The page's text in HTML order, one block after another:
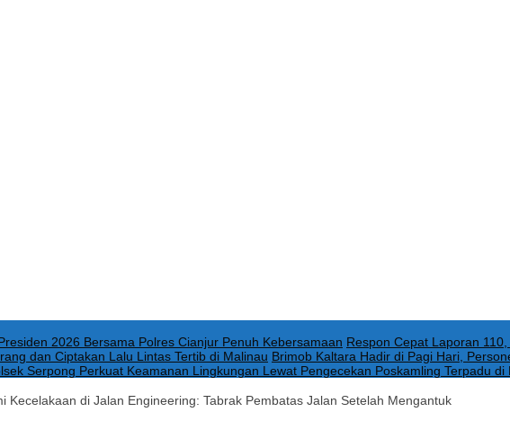
2026 Bersama Polres Cianjur Penuh Kebersamaan Respon Cepat Laporan
dan Ciptakan Lalu Lintas Tertib di Malinau Brimob Kaltara Hadir di Pagi Hari,
Serpong Perkuat Keamanan Lingkungan Lewat Pengecekan Poskamling Terpadu di
Kecelakaan di Jalan Engineering: Tabrak Pembatas Jalan Setelah Mengantuk